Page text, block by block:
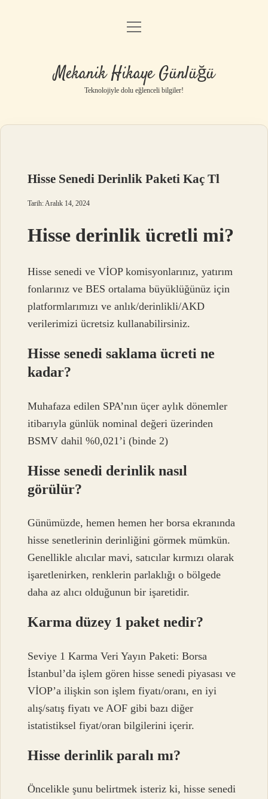
Anasayfa
Yasal Uyarı
menüyü
Mekanik Hikaye Günlüğü
Teknolojiyle dolu eğlenceli bilgiler!
Hisse Senedi Derinlik Paketi Kaç Tl
Tarih: Aralık 14, 2024
Hisse derinlik ücretli mi?
Hisse senedi ve VİOP komisyonlarınız, yatırım
fonlarınız ve BES ortalama büyüklüğünüz için
platformlarımızı ve anlık/derinlikli/AKD
verilerimizi ücretsiz kullanabilirsiniz.
Hisse senedi saklama ücreti ne
kadar?
Muhafaza edilen SPA’nın üçer aylık dönemler
itibarıyla günlük nominal değeri üzerinden
BSMV dahil %0,021’i (binde 2)
Hisse senedi derinlik nasıl
görülür?
Günümüzde, hemen hemen her borsa ekranında
hisse senetlerinin derinliğini görmek mümkün.
Genellikle alıcılar mavi, satıcılar kırmızı olarak
işaretlenirken, renklerin parlaklığı o bölgede
daha az alıcı olduğunun bir işaretidir.
Karma düzey 1 paket nedir?
Seviye 1 Karma Veri Yayın Paketi: Borsa
İstanbul’da işlem gören hisse senedi piyasası ve
VİOP’a ilişkin son işlem fiyatı/oranı, en iyi
alış/satış fiyatı ve AOF gibi bazı diğer
istatistiksel fiyat/oran bilgilerini içerir.
Hisse derinlik paralı mı?
Öncelikle şunu belirtmek isteriz ki, hisse senedi